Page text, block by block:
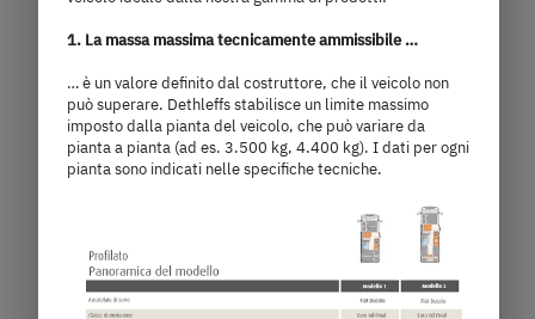
I 4
Prezzo da a)
4 persone
Posti letto
1. La massa massima tecnicamente ammissibile …
… è un valore definito dal costruttore, che il veicolo non
può superare. Dethleffs stabilisce un limite massimo
imposto dalla pianta del veicolo, che può variare da
pianta a pianta (ad es. 3.500 kg, 4.400 kg). I dati per ogni
pianta sono indicati nelle specifiche tecniche.